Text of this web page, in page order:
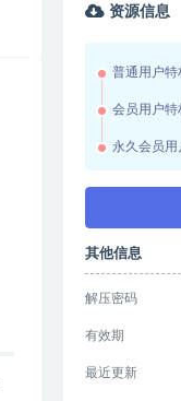
资源信息
普通用户特
会员用户特
永久会员用
其他信息
解压密码
有效期
最近更新